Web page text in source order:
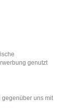
genutzt
uns mit